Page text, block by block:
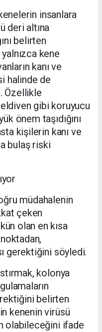
insanlara
deri altına
belirten
kene
kanı ve
halinde de
Özellikle
eldiven gibi koruyucu
önem taşıdığını
kişilerin kanı ve
bulaş riski
müdahalenin
çeken
olan en kısa
gerektiğini söyledi.
kolonya
belirten
kenenin virüsü
olabileceğini ifade